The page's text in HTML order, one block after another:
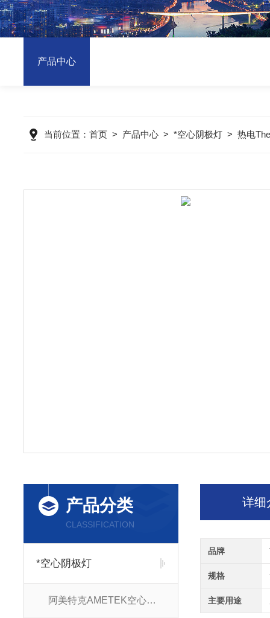
产品中心
当前位置： 首页 > 产品中心 > *空心阴极灯 > 热电
产品分类
CLASSIFICATION
*空心阴极灯
阿美特克AMETEK空心阴极灯
详细
品牌
规格
主要用途